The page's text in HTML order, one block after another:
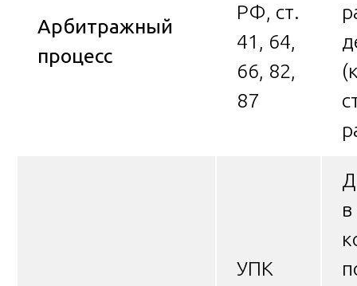
Арбитражный
процесс
РФ, ст.
41, 64,
66, 82,
87
УПК